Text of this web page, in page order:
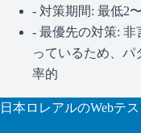
- 対策期間: 最低2
- 最優先の対策: 非
っているため、パ
率的
日本ロレアルのWebテ